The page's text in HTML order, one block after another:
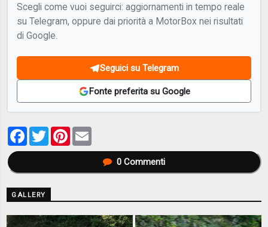
Scegli come vuoi seguirci: aggiornamenti in tempo reale
su Telegram, oppure dai priorità a MotorBox nei risultati
di Google.
Seguici su Telegram
Fonte preferita su Google
Facebook
TwitterPinterest
0Commenti
GALLERY